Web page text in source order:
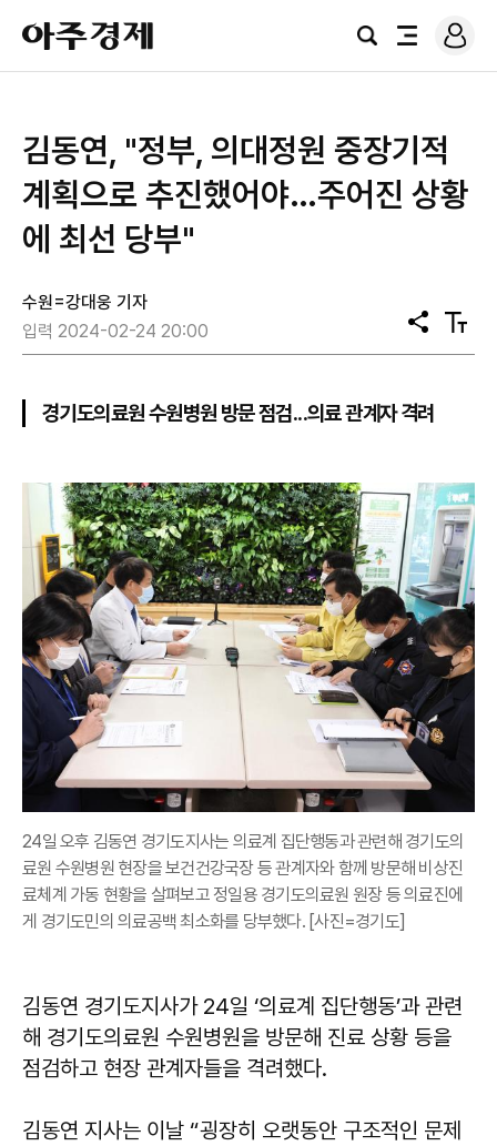
아
주
경
검
전
로
그
김동연, "정부, 의대정원 중장기적
계획으로 추진했어야…주어진 상황
에 최선 당부"
수원=강대웅 기자
입력 2024-02-24 20:00
공
유
텍
스
경기도의료원 수원병원 방문 점검...의료 관계자 격려
24일 오후 김동연 경기도지사는 의료계 집단행동과 관련해 경기도의
료원 수원병원 현장을 보건건강국장 등 관계자와 함께 방문해 비상진
료체계 가동 현황을 살펴보고 정일용 경기도의료원 원장 등 의료진에
게 경기도민의 의료공백 최소화를 당부했다. [사진=경기도]
김동연 경기도지사가 24일 ‘의료계 집단행동’과 관련
해 경기도의료원 수원병원을 방문해 진료 상황 등을
점검하고 현장 관계자들을 격려했다.
김동연 지사는 이날 “굉장히 오랫동안 구조적인 문제